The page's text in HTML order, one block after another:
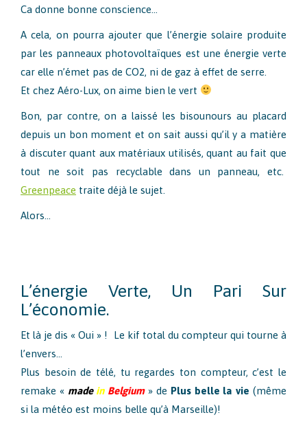
Ca donne bonne conscience…
A cela, on pourra ajouter que l’énergie solaire produite
par les panneaux photovoltaïques est une énergie verte
car elle n’émet pas de CO2, ni de gaz à effet de serre.
Et chez Aéro-Lux, on aime bien le vert
Bon, par contre, on a laissé les bisounours au placard
depuis un bon moment et on sait aussi qu’il y a matière
à discuter quant aux matériaux utilisés, quant au fait que
tout ne soit pas recyclable dans un panneau, etc.
Greenpeace traite déjà le sujet.
Alors…
L’énergie Verte, Un Pari Sur
L’économie.
Et là je dis « Oui » ! Le kif total du compteur qui tourne à
l’envers…
Plus besoin de télé, tu regardes ton compteur, c’est le
remake « made in Belgium» de Plus belle la vie(même
si la météo est moins belle qu’à Marseille)!